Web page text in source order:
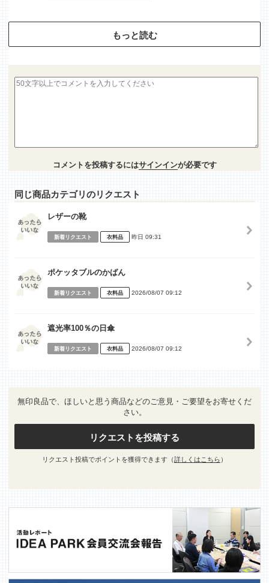
もっと読む
コメントを投稿するにはサインインが必要です
同じ商品カテゴリのリクエスト
レザーの靴
新着リクエスト 衣料品 昨日 09:31
ポケッタブルのかばん
新着リクエスト 衣料品 2026/08/07 09:12
遮光率100％の日傘
新着リクエスト 衣料品 2026/08/07 09:12
無印良品で、ほしいと思う商品などのご意見・ご要望をお寄せくだ
さい。
リクエストを投稿する
リクエスト投稿でポイントを獲得できます（詳しくはこちら ）